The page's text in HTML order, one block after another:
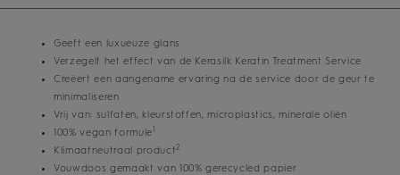
Geeft een luxueuze glans
Verzegelt het effect van de Kerasilk Keratin Treatment Service
Creëert een aangename ervaring na de service door de geur te
minimaliseren
Vrij van: sulfaten, kleurstoffen, microplastics, minerale oliën
100% vegan formule1
Klimaatneutraal product2
Vouwdoos gemaakt van 100% gerecycled papier